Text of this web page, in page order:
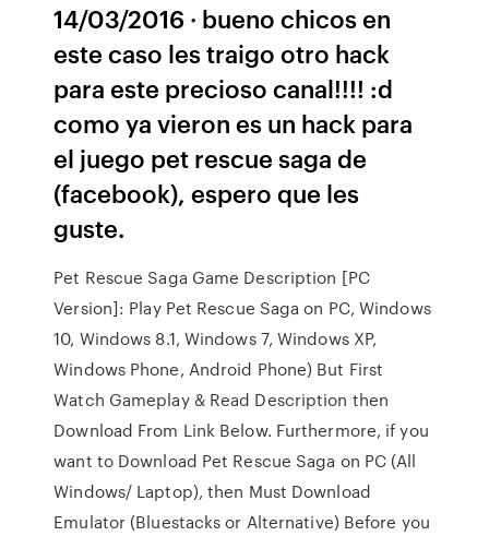
14/03/2016 · bueno chicos en
este caso les traigo otro hack
para este precioso canal!!!! :d
como ya vieron es un hack para
el juego pet rescue saga de
(facebook), espero que les
guste.
Pet Rescue Saga Game Description [PC
Version]: Play Pet Rescue Saga on PC, Windows
10, Windows 8.1, Windows 7, Windows XP,
Windows Phone, Android Phone) But First
Watch Gameplay & Read Description then
Download From Link Below. Furthermore, if you
want to Download Pet Rescue Saga on PC (All
Windows/ Laptop), then Must Download
Emulator (Bluestacks or Alternative) Before you